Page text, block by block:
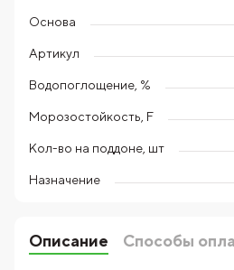
Основа
Артикул
Водопоглощение, %
Морозостойкость, F
Кол-во на поддоне, шт
Назначение
Описание Способы